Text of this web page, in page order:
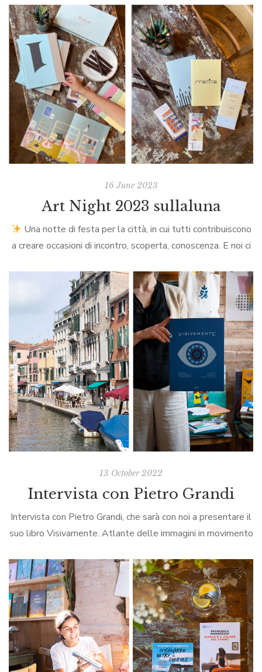
conoscere un’artista eclettica che, […]
16 June 2023
Art Night 2023 sullaluna
Una notte di festa per la città, in cui tutti contribuiscono
a creare occasioni di incontro, scoperta, conoscenza. E noi ci
specialissima!L’appuntamento è per […]
13 October 2022
Intervista con Pietro Grandi
Intervista con Pietro Grandi, che sarà con noi a presentare il
suo libro Visivamente. Atlante delle immagini in movimento